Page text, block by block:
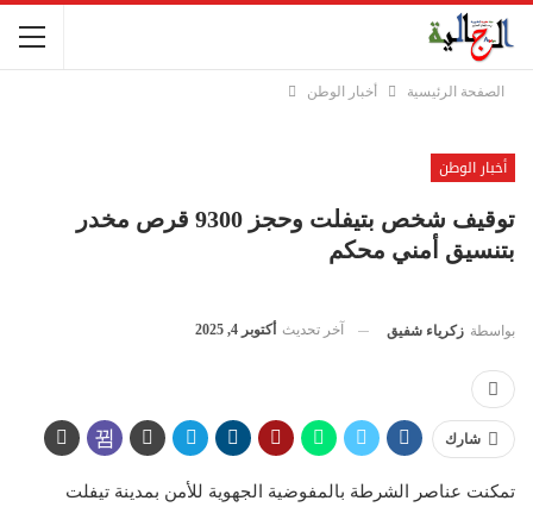
الصفحة الرئيسية أخبار الوطن
أخبار الوطن
توقيف شخص بتيفلت وحجز 9300 قرص مخدر
بتنسيق أمني محكم
بواسطة زكرياء شفيق آخر تحديث أكتوبر 4, 2025
شارك
تمكنت عناصر الشرطة بالمفوضية الجهوية للأمن بمدينة تيفلت